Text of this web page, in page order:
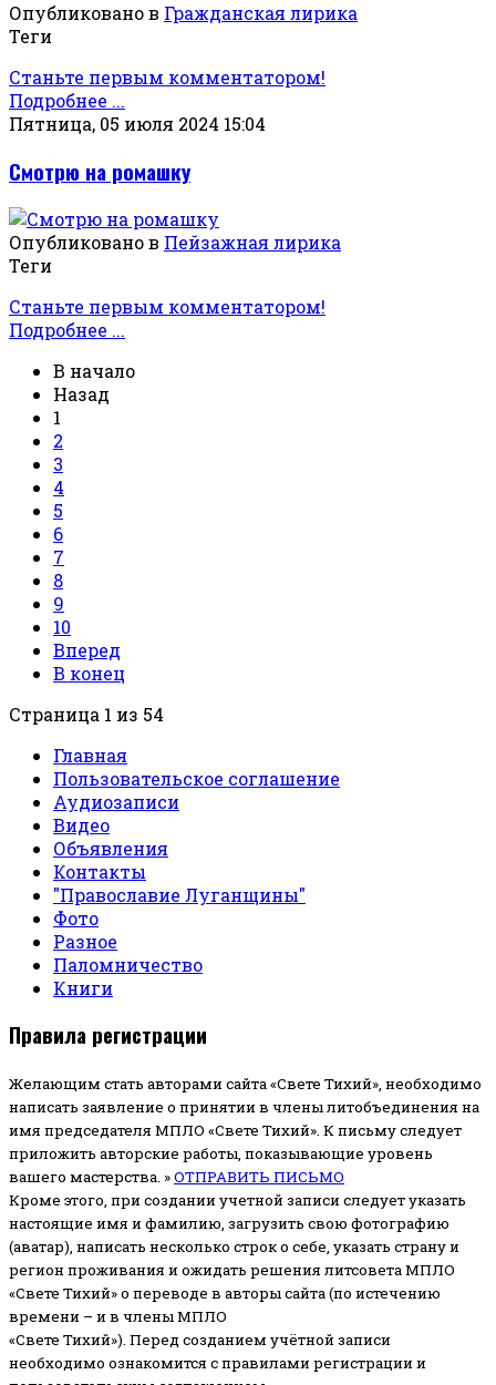
Опубликовано в Гражданская лирика
Теги
Станьте первым комментатором!
Подробнее ...
Пятница, 05 июля 2024 15:04
Смотрю на ромашку
Опубликовано в Пейзажная лирика
Теги
Станьте первым комментатором!
Подробнее ...
В начало
Назад
1
2
3
4
5
6
7
8
9
10
Вперед
В конец
Страница 1 из 54
Главная
Пользовательское соглашение
Аудиозаписи
Видео
Объявления
Контакты
"Православие Луганщины"
Фото
Разное
Паломничество
Книги
Правила регистрации
Желающим стать авторами сайта «Свете Тихий», необходимо
написать заявление о принятии в члены литобъединения на
имя председателя МПЛО «Свете Тихий». К письму следует
приложить авторские работы, показывающие уровень
вашего мастерства. »ОТПРАВИТЬ ПИСЬМО
Кроме этого, при создании учетной записи следует указать
настоящие имя и фамилию, загрузить свою фотографию
(аватар), написать несколько строк о себе, указать страну и
регион проживания и ожидать решения литсовета МПЛО
«Свете Тихий» о переводе в авторы сайта (по истечению
времени – и в члены МПЛО
«Свете Тихий»). Перед созданием учётной записи
необходимо ознакомится с правилами регистрации и